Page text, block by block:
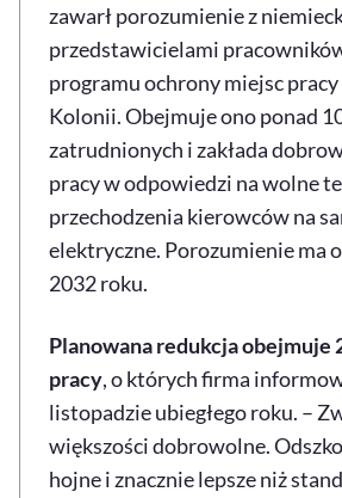
zawarł porozumienie z
przedstawicielami
programu ochrony miejsc pracy
Kolonii. Obejmuje ono ponad
zatrudnionych i zakłada
pracy w odpowiedzi na wolne
przechodzenia kierowców na
elektryczne. Porozumienie ma
2032 roku.
Planowana redukcja obejmuje
pracy, o których firma
listopadzie ubiegłego roku. –
większości dobrowolne.
hojne i znacznie lepsze niż